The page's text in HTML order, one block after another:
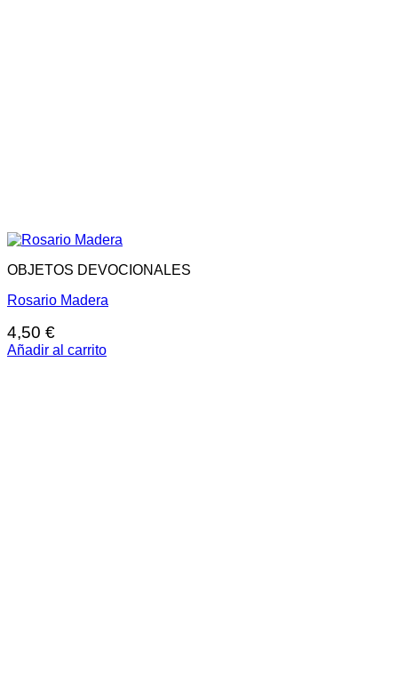
OBJETOS DEVOCIONALES
Rosario Madera
4,50 €
Añadir al carrito